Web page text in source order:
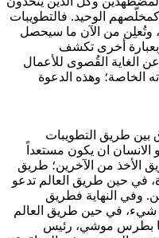
الوحيد. فالتطويبات
وتُعلِن من الآن ما سيحصل
وبعبارة أخرى تكشف
الغاية القُصوى للأعمال
الخاصة؛ وهذه الدعوة
طريق التطويبات
ان يكون مستعداً
الأخذ من الآخرين؛ طريق
في حين طريق العالم تدعو
وفي النهاية فطريق
شيء، في حين طريق العالم
بطرس موشي، رئيس